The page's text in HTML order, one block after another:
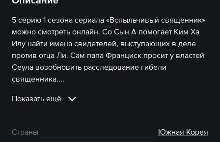
5 серию 1 сезона сериала «Вспыльчивый священник»
можно смотреть онлайн. Со Сын А помогает Ким Хэ
Илу найти имена свидетелей, выступающих в деле
против отца Ли. Сам папа Франциск просит у властей
Сеула возобновить расследование гибели
священника....
Показать ещё
Страны
Южная Корея